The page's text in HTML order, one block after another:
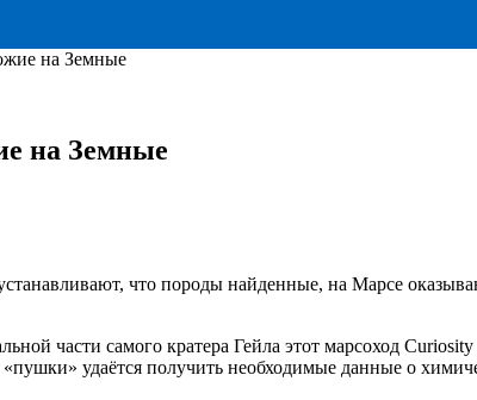
на Земные
на Земные
что породы найденные, на Марсе
части самого кратера Гейла этот марсоход
удаётся получить необходимые данные о